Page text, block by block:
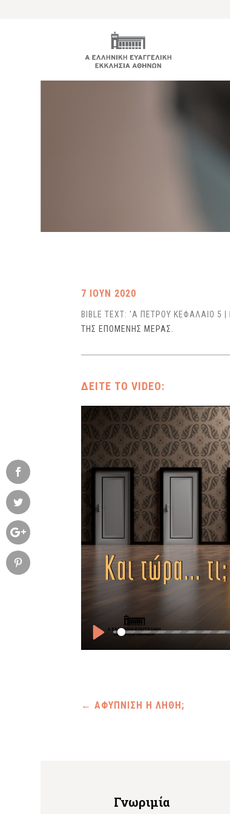
7 ΙΟΥΝ 2020
BIBLE TEXT: 'Α ΠΕΤΡΟΥ ΚΕΦΑΛΑΙΟ 5
ΤΗΣ ΕΠΟΜΕΝΗΣ ΜΕΡΑΣ.
← ΑΦΥΠΝΙΣΗ Η ΛΗΘΗ;
Γνωριμία